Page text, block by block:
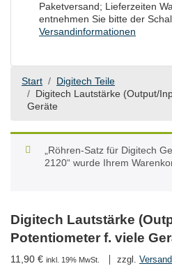
Start
Digitech Teile
Digitech Lautstärke (Output/
Geräte
„Röhren-Satz für Digitech
2120“ wurde Ihrem
Digitech Lautstärke
Potentiometer f. viele
11,90 € inkl. 19% MwSt. zzgl.
Paketversand; Lieferzeiten
entnehmen Sie bitte der
Versandinformationen